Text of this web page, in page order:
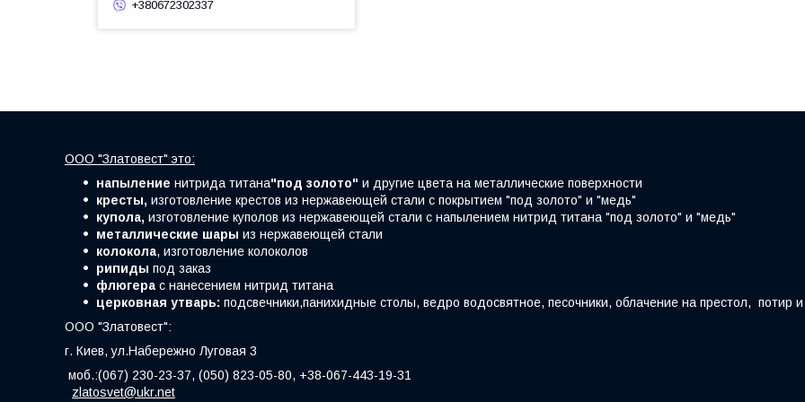
+380672302337
ООО "Златовест" это:
напыление нитрида титана"под золото" и другие цвета на металлические поверхности
кресты, изготовление крестов из нержавеющей стали с покрытием "под золото" и "медь"
купола, изготовление куполов из нержавеющей стали с напылением нитрид титана "под золото" и "медь"
металлические шары из нержавеющей стали
колокола, изготовление колоколов
рипиды под заказ
флюгера с нанесением нитрид титана
церковная утварь: подсвечники,панихидные столы, ведро водосвятное, песочники, облачение на престол, потир
ООО "Златовест":
г. Киев, ул.Набережно Луговая 3
моб.:(067) 230-23-37, (050) 823-05-80, +38-067-443-19-31
zlatosvet@ukr.net